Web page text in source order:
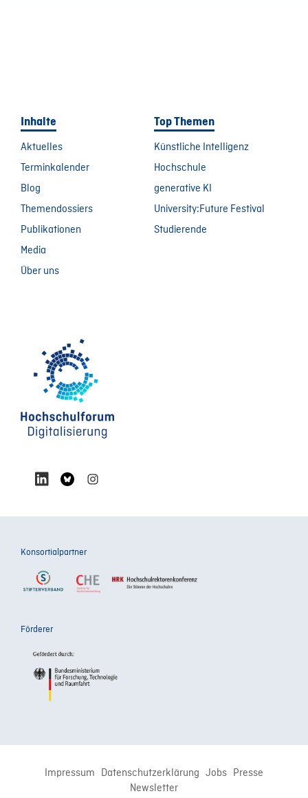
Inhalte
Aktuelles
Terminkalender
Blog
Themendossiers
Publikationen
Media
Über uns
Top Themen
Künstliche Intelligenz
Hochschule
generative KI
University:Future Festival
Studierende
Konsortialpartner
Förderer
Impressum Datenschutzerklärung Jobs Presse
Newsletter